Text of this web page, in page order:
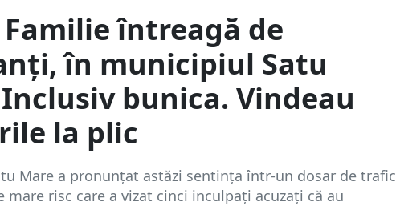
Familie întreagă de
în municipiul Satu
bunica. Vindeau
la plic
Mare a pronunțat astăzi sentința într-un dosar de trafic
mare risc care a vizat cinci inculpați acuzați că au